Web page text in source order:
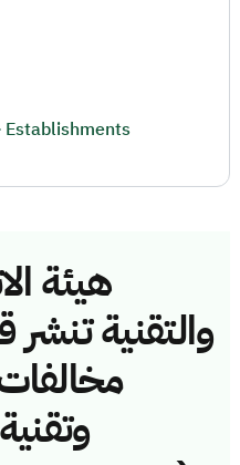
هيئة
والتقنية تنشر